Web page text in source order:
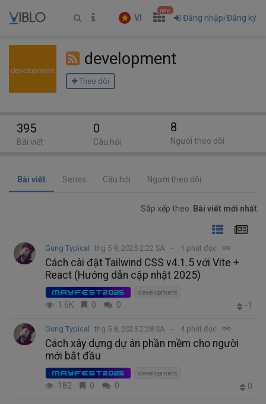
VI
new
Đăng nhập/Đăng ký
development
Theo dõi
Bài viết Series Câu hỏi Người theo dõi
Sắp xếp theo: Bài viết mới nhất
Gung Typical thg 5 9, 2025 2:22 SA 1 phút đọc
Cách cài đặt Tailwind CSS v4.1.5 với Vite +
React (Hướng dẫn cập nhật 2025)
MAYFEST2025 development
1.6K 0 0 -1
Gung Typical thg 5 8, 2025 2:28 SA 4 phút đọc
Cách xây dựng dự án phần mềm cho người
mới bắt đầu
MAYFEST2025 development
182 0 0 0
395
Bài viết
0
Câu hỏi
8
Người theo dõi